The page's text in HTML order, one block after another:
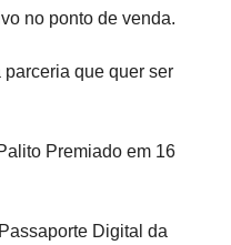
no ponto de venda.
parceria que quer ser
Premiado em 16